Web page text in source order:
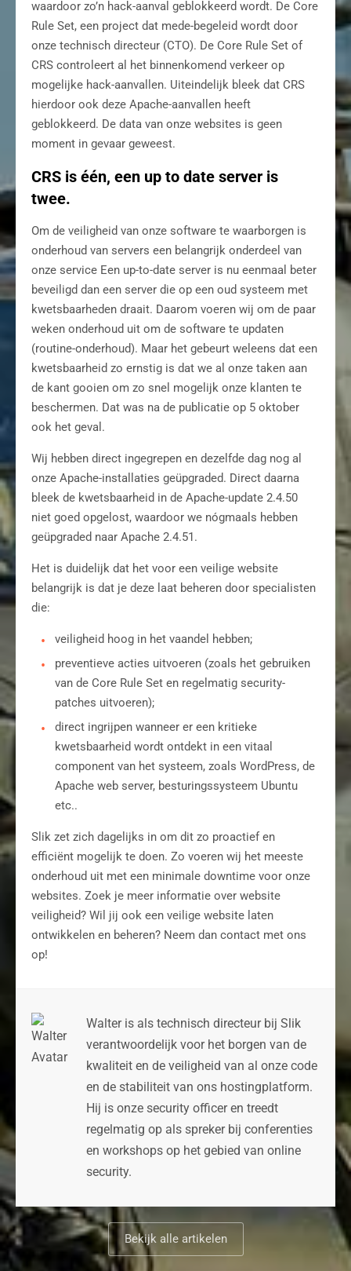
waardoor zo’n hack-aanval geblokkeerd wordt. De Core
Rule Set, een project dat mede-begeleid wordt door
onze technisch directeur (CTO). De Core Rule Set of
CRS controleert al het binnenkomend verkeer op
mogelijke hack-aanvallen. Uiteindelijk bleek dat CRS
hierdoor ook deze Apache-aanvallen heeft
geblokkeerd. De data van onze websites is geen
moment in gevaar geweest.
CRS is één, een up to date server is
twee.
Om de veiligheid van onze software te waarborgen is
onderhoud van servers een belangrijk onderdeel van
onze service Een up-to-date server is nu eenmaal beter
beveiligd dan een server die op een oud systeem met
kwetsbaarheden draait. Daarom voeren wij om de paar
weken onderhoud uit om de software te updaten
(routine-onderhoud). Maar het gebeurt weleens dat een
kwetsbaarheid zo ernstig is dat we al onze taken aan
de kant gooien om zo snel mogelijk onze klanten te
beschermen. Dat was na de publicatie op 5 oktober
ook het geval.
Wij hebben direct ingegrepen en dezelfde dag nog al
onze Apache-installaties geüpgraded. Direct daarna
bleek de kwetsbaarheid in de Apache-update 2.4.50
niet goed opgelost, waardoor we nógmaals hebben
geüpgraded naar Apache 2.4.51.
Het is duidelijk dat het voor een veilige website
belangrijk is dat je deze laat beheren door specialisten
die:
veiligheid hoog in het vaandel hebben;
preventieve acties uitvoeren (zoals het gebruiken
van de Core Rule Set en regelmatig security-
patches uitvoeren);
direct ingrijpen wanneer er een kritieke
kwetsbaarheid wordt ontdekt in een vitaal
component van het systeem, zoals WordPress, de
Apache web server, besturingssysteem Ubuntu
etc..
Slik zet zich dagelijks in om dit zo proactief en
efficiënt mogelijk te doen. Zo voeren wij het meeste
onderhoud uit met een minimale downtime voor onze
websites. Zoek je meer informatie over website
veiligheid? Wil jij ook een veilige website laten
ontwikkelen en beheren? Neem dan contact met ons
op!
Walter is als technisch directeur bij Slik
verantwoordelijk voor het borgen van de
kwaliteit en de veiligheid van al onze code
en de stabiliteit van ons hostingplatform.
Hij is onze security officer en treedt
regelmatig op als spreker bij conferenties
en workshops op het gebied van online
security.
Bekijk alle artikelen